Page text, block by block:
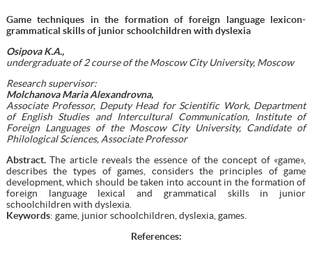
Game techniques in the formation of foreign language lexicon-
grammatical skills of junior schoolchildren with dyslexia
Osipova K.A.,
undergraduate of 2 course of the Moscow City University, Moscow
Research supervisor:
MolchanovaMaria Alexandrovna,
Associate Professor, Deputy Head for Scientific Work, Department
of English Studies and Intercultural Communication, Institute of
Foreign Languages of the Moscow City University, Candidate of
Philological Sciences, Associate Professor
Abstract.The article reveals the essence of the concept of «game»,
describes the types of games, considers the principles of game
development, which should be taken into account in the formation of
foreign language lexical and grammatical skills in junior
schoolchildren with dyslexia.
Keywords: game, junior schoolchildren, dyslexia, games.
References: